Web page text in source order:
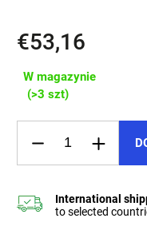
€53,16
W magazynie
(>3 szt)